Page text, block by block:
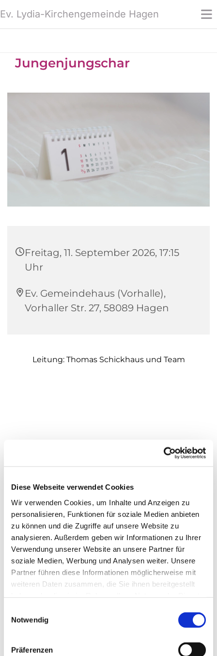
Diese Webseite verwendet Cookies
Wir verwenden Cookies, um Inhalte und Anzeigen zu
personalisieren, Funktionen für soziale Medien anbieten
zu können und die Zugriffe auf unsere Website zu
analysieren. Außerdem geben wir Informationen zu Ihrer
Verwendung unserer Website an unsere Partner für
soziale Medien, Werbung und Analysen weiter. Unsere
Partner führen diese Informationen möglicherweise mit
weiteren Daten zusammen, die Sie ihnen bereitgestellt
Notwendig
Präferenzen
Ev. Lydia-Kirchengemeinde Hagen
Jungenjungschar
Freitag, 11. September 2026, 17:15
Uhr
Ev. Gemeindehaus (Vorhalle),
Vorhaller Str. 27, 58089 Hagen
Leitung: Thomas Schickhaus und Team
Dies könnte Sie auch